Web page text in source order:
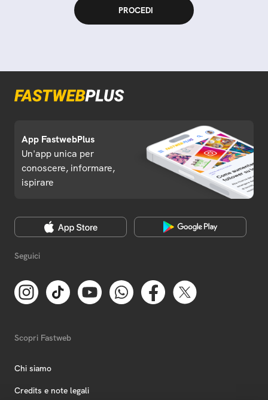
App FastwebPlus
Un'app unica per
conoscere, informare,
ispirare
Seguici
Scopri Fastweb
Chi siamo
Credits e note legali